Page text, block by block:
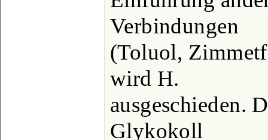
Verbindungen
(Toluol,
wird H.
ausgeschieden.
Glykokoll